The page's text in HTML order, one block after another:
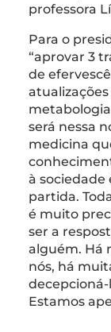
professora
Para o
“aprovar 3
de
será nessa
medicina
à sociedade
partida.
é muito
ser a
alguém. Há
nós, há
Estamos